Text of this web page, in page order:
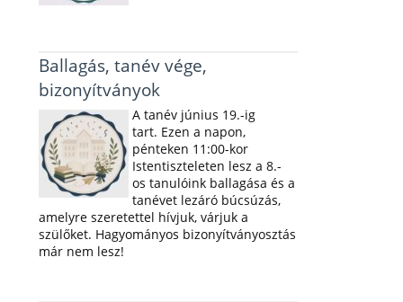
Ballagás, tanév vége,
bizonyítványok
A tanév június 19.-ig
tart. Ezen a napon,
pénteken 11:00-kor
Istentiszteleten lesz a 8.-
os tanulóink ballagása és a
tanévet lezáró búcsúzás,
amelyre szeretettel hívjuk, várjuk a
szülőket. Hagyományos bizonyítványosztás
már nem lesz!